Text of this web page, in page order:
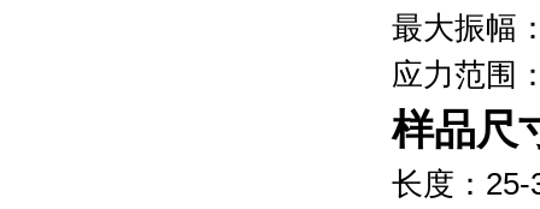
最大振幅
应力范围
样品尺
长度：25-